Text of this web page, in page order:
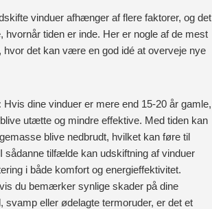
vinduer afhænger af flere faktorer, og det
hvornår tiden er inde. Her er nogle af de mest
hvor det kan være en god idé at overveje nye
Hvis dine vinduer er mere end 15-20 år gamle,
utætte og mindre effektive. Med tiden kan
blive nedbrudt, hvilket kan føre til
tilfælde kan udskiftning af vinduer
i både komfort og energieffektivitet.
du bemærker synlige skader på dine
svamp eller ødelagte termoruder, er det et